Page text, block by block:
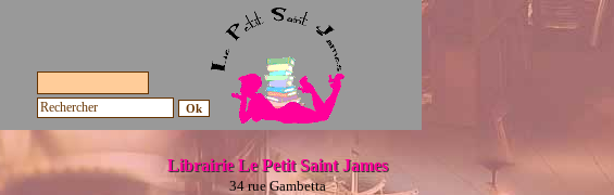
Librairie Le Petit Saint James
34 rue Gambetta